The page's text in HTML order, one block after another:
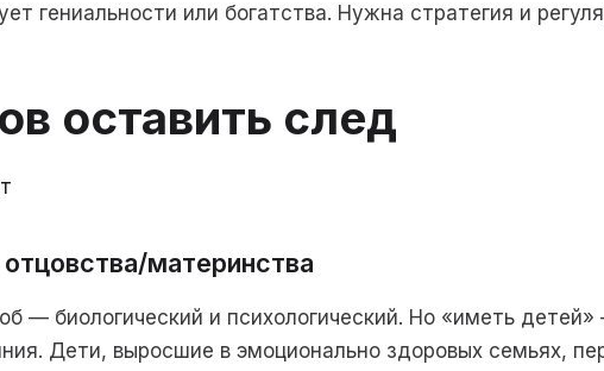
гениальности или богатства. Нужна стратегия и
оставить след
материнства
— биологический и психологический. Но «иметь
Дети, выросшие в эмоционально здоровых семьях,